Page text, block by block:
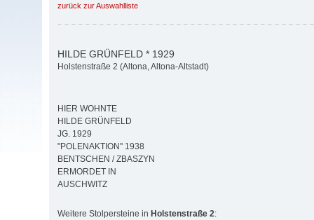
zurück zur Auswahlliste
HILDE GRÜNFELD * 1929
Holstenstraße 2 (Altona, Altona-Altstadt)
HIER WOHNTE
HILDE GRÜNFELD
JG. 1929
"POLENAKTION" 1938
BENTSCHEN / ZBASZYN
ERMORDET IN
AUSCHWITZ
Weitere Stolpersteine in Holstenstraße 2: